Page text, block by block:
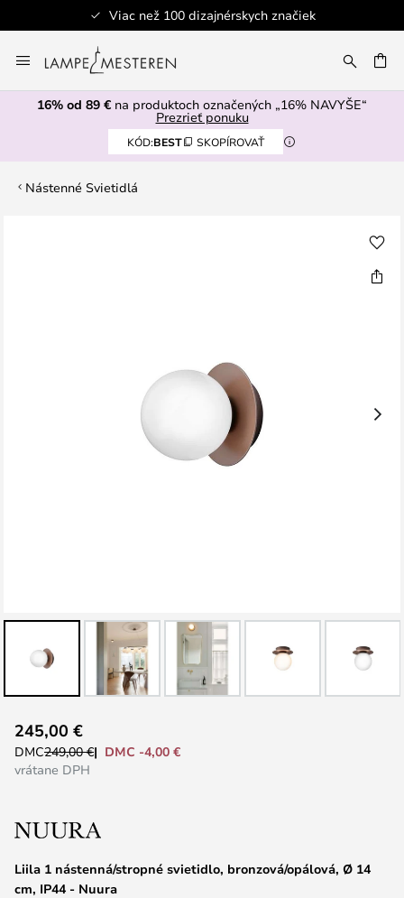
Viac než 100 dizajnérskych značiek
to
Content
16% od 89 € na produktoch označených „16% NAVYŠE“
Prezrieť ponuku
KÓD:BEST SKOPÍROVAŤ
Nástenné Svietidlá
na
začiatok
Liila 1 nástenná/stropné svietidlo, bronzová/opálová, Ø 14
cm, IP44 - Nuura
245,00 €
DMC249,00 €
DMC -4,00 €
vrátane DPH